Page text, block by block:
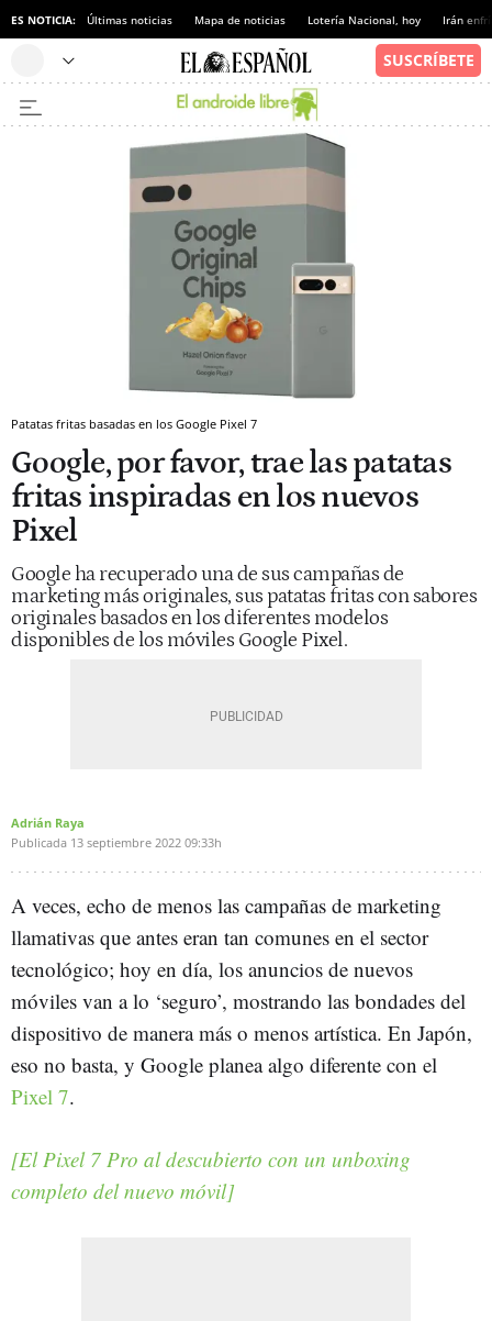
ES NOTICIA: Últimas noticias Mapa de noticias Lotería Nacional, hoy Irán
Patatas fritas basadas en los Google Pixel 7
Google, por favor, trae las patatas
fritas inspiradas en los nuevos
Pixel
Google ha recuperado una de sus campañas de
marketing más originales, sus patatas fritas con sabores
originales basados en los diferentes modelos
disponibles de los móviles Google Pixel.
Adrián Raya
Publicada 13 septiembre 2022 09:33h
A veces, echo de menos las campañas de marketing
llamativas que antes eran tan comunes en el sector
tecnológico; hoy en día, los anuncios de nuevos
móviles van a lo ‘seguro’, mostrando las bondades del
dispositivo de manera más o menos artística. En Japón,
eso no basta, y Google planea algo diferente con el
Pixel 7.
[El Pixel 7 Pro al descubierto con un unboxing
completo del nuevo móvil]